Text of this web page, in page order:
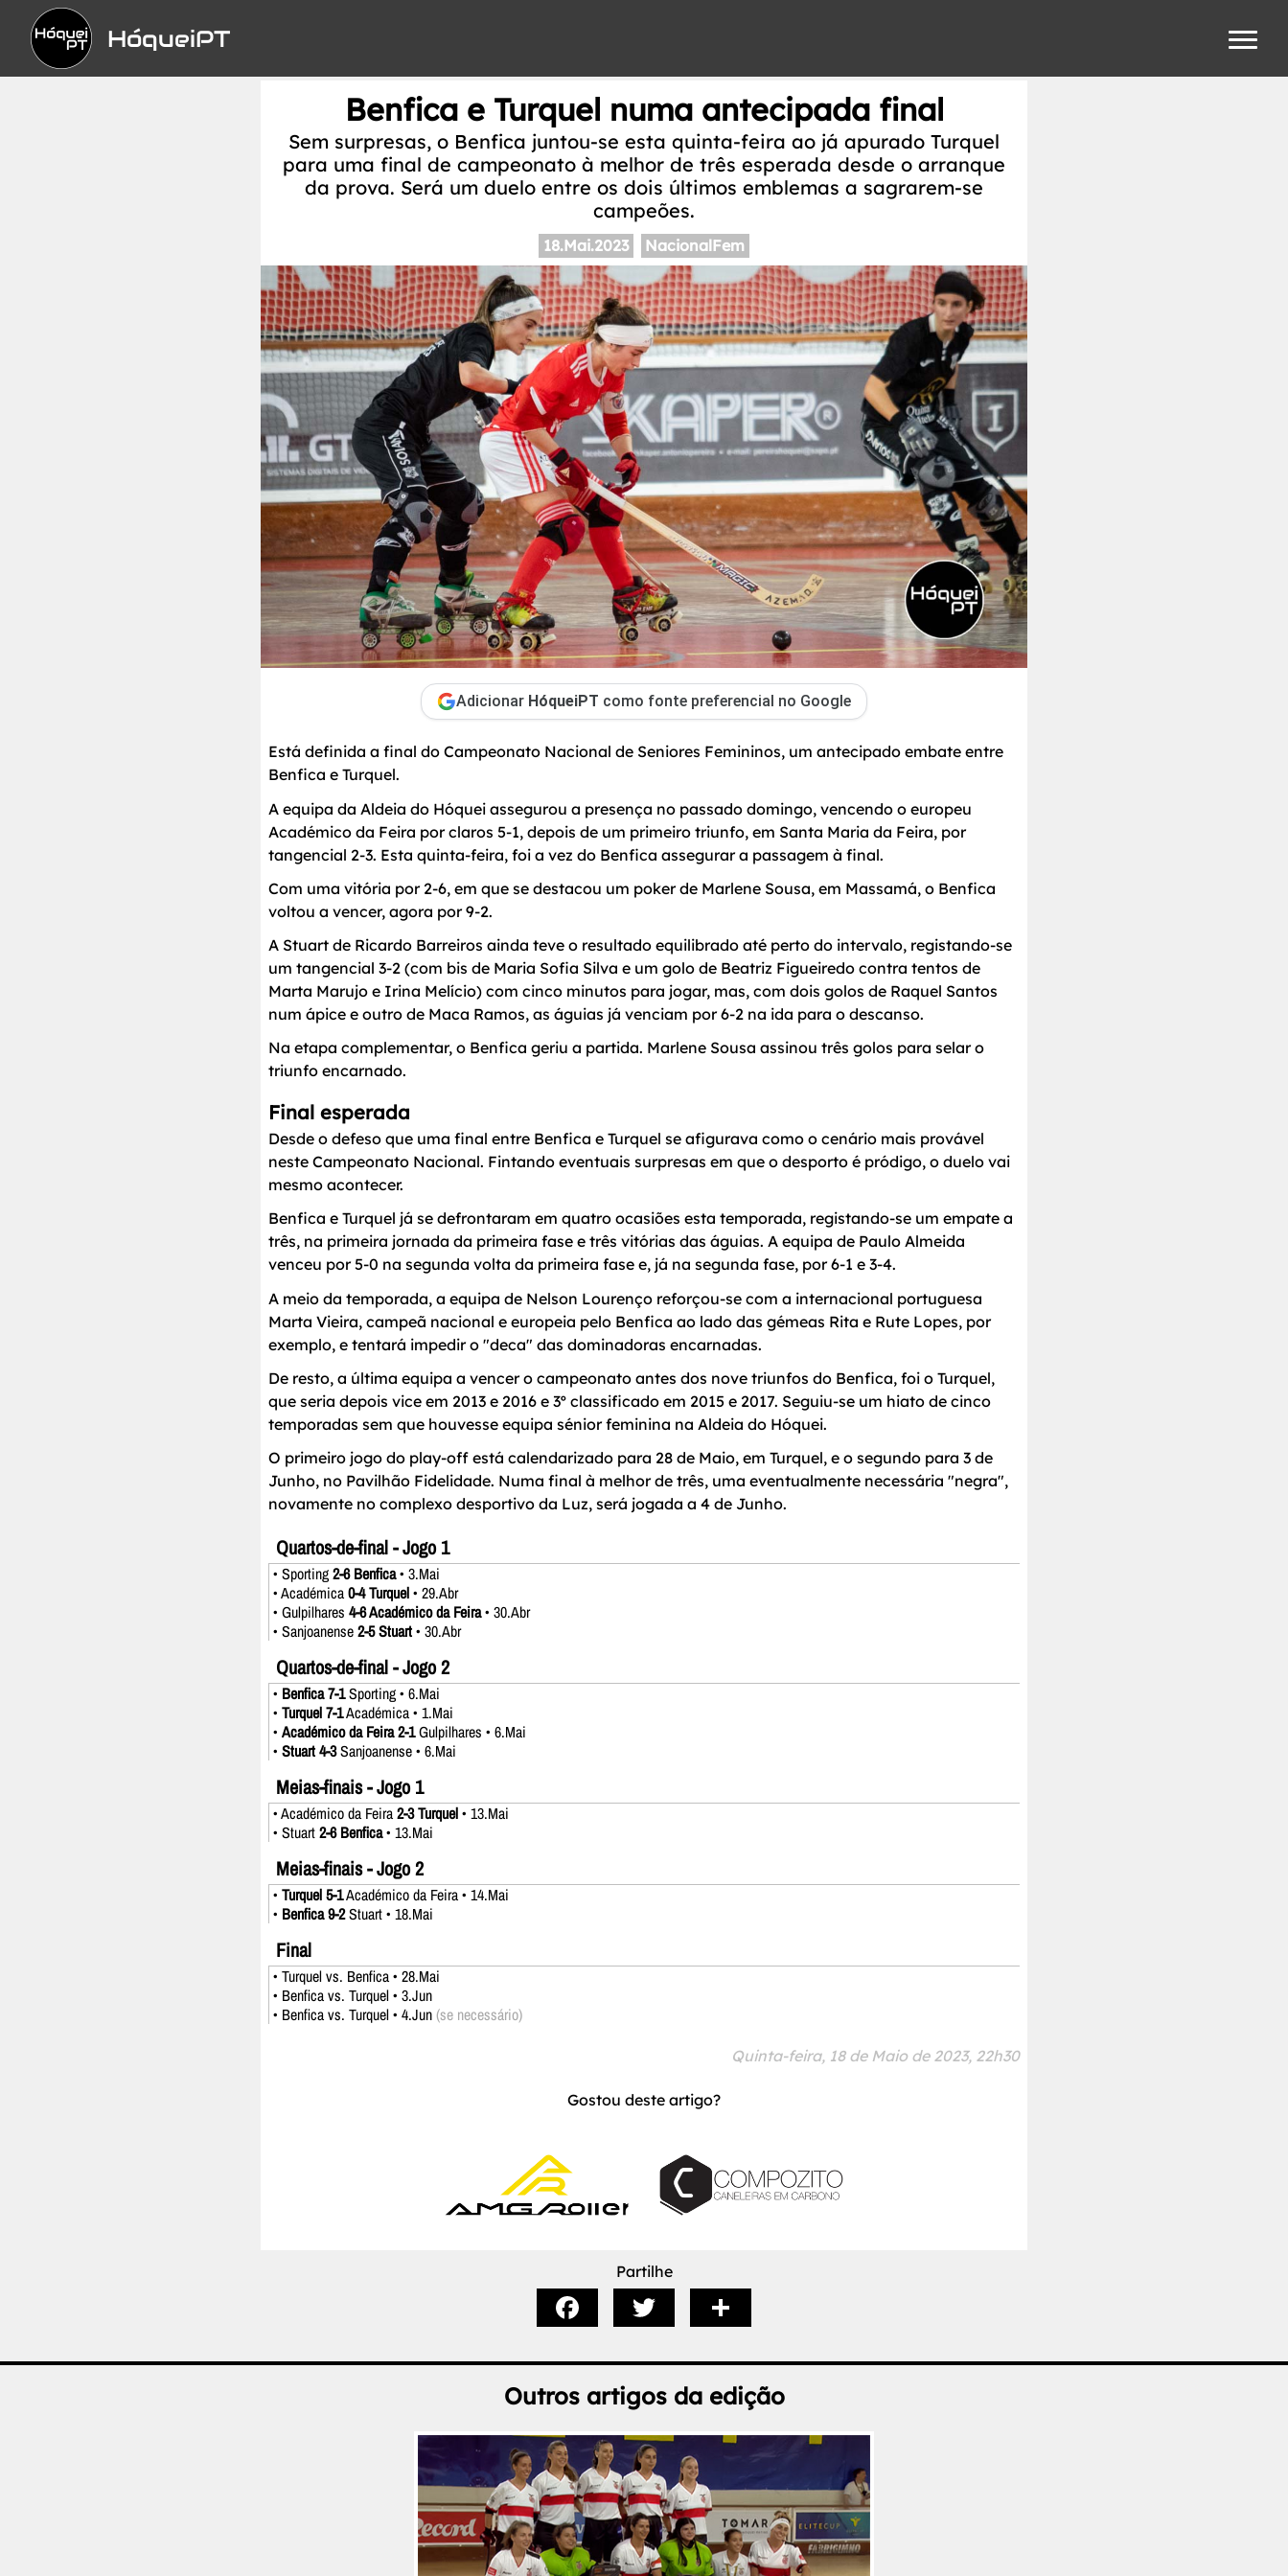
HóqueiPT
Benfica e Turquel numa antecipada final
Sem surpresas, o Benfica juntou-se esta quinta-feira ao já apurado Turquel
para uma final de campeonato à melhor de três esperada desde o arranque
da prova. Será um duelo entre os dois últimos emblemas a sagrarem-se
campeões.
18.Mai.2023 NacionalFem
Adicionar HóqueiPT como fonte preferencial no Google
Está definida a final do Campeonato Nacional de Seniores Femininos, um antecipado embate entre
Benfica e Turquel.
A equipa da Aldeia do Hóquei assegurou a presença no passado domingo, vencendo o europeu
Académico da Feira por claros 5-1, depois de um primeiro triunfo, em Santa Maria da Feira, por
tangencial 2-3. Esta quinta-feira, foi a vez do Benfica assegurar a passagem à final.
Com uma vitória por 2-6, em que se destacou um poker de Marlene Sousa, em Massamá, o Benfica
voltou a vencer, agora por 9-2.
A Stuart de Ricardo Barreiros ainda teve o resultado equilibrado até perto do intervalo, registando-se
um tangencial 3-2 (com bis de Maria Sofia Silva e um golo de Beatriz Figueiredo contra tentos de
Marta Marujo e Irina Melício) com cinco minutos para jogar, mas, com dois golos de Raquel Santos
num ápice e outro de Maca Ramos, as águias já venciam por 6-2 na ida para o descanso.
Na etapa complementar, o Benfica geriu a partida. Marlene Sousa assinou três golos para selar o
triunfo encarnado.
Final esperada
Desde o defeso que uma final entre Benfica e Turquel se afigurava como o cenário mais provável
neste Campeonato Nacional. Fintando eventuais surpresas em que o desporto é pródigo, o duelo vai
mesmo acontecer.
Benfica e Turquel já se defrontaram em quatro ocasiões esta temporada, registando-se um empate a
três, na primeira jornada da primeira fase e três vitórias das águias. A equipa de Paulo Almeida
venceu por 5-0 na segunda volta da primeira fase e, já na segunda fase, por 6-1 e 3-4.
A meio da temporada, a equipa de Nelson Lourenço reforçou-se com a internacional portuguesa
Marta Vieira, campeã nacional e europeia pelo Benfica ao lado das gémeas Rita e Rute Lopes, por
exemplo, e tentará impedir o "deca" das dominadoras encarnadas.
De resto, a última equipa a vencer o campeonato antes dos nove triunfos do Benfica, foi o Turquel,
que seria depois vice em 2013 e 2016 e 3º classificado em 2015 e 2017. Seguiu-se um hiato de cinco
temporadas sem que houvesse equipa sénior feminina na Aldeia do Hóquei.
O primeiro jogo do play-off está calendarizado para 28 de Maio, em Turquel, e o segundo para 3 de
Junho, no Pavilhão Fidelidade. Numa final à melhor de três, uma eventualmente necessária "negra",
novamente no complexo desportivo da Luz, será jogada a 4 de Junho.
Quartos-de-final - Jogo 1
• Sporting2-6 Benfica• 3.Mai
• Académica0-4 Turquel• 29.Abr
• Gulpilhares 4-6 Académico da Feira• 30.Abr
• Sanjoanense2-5 Stuart• 30.Abr
Quartos-de-final - Jogo 2
• Benfica 7-1Sporting • 6.Mai
• Turquel 7-1Académica • 1.Mai
• Académico da Feira 2-1Gulpilhares • 6.Mai
• Stuart 4-3Sanjoanense • 6.Mai
Meias-finais - Jogo 1
• Académico da Feira2-3 Turquel• 13.Mai
• Stuart2-6 Benfica• 13.Mai
Meias-finais - Jogo 2
• Turquel 5-1Académico da Feira • 14.Mai
• Benfica 9-2Stuart • 18.Mai
Final
• Turquel vs. Benfica • 28.Mai
• Benfica vs. Turquel • 3.Jun
• Benfica vs. Turquel • 4.Jun(se necessário)
Quinta-feira, 18 de Maio de 2023, 22h30
Gostou deste artigo?
Partilhe
Outros artigos da edição